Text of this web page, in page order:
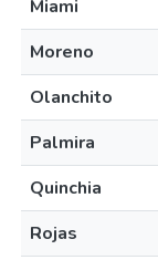
Miami
Moreno
Olanchito
Palmira
Quinchia
Rojas